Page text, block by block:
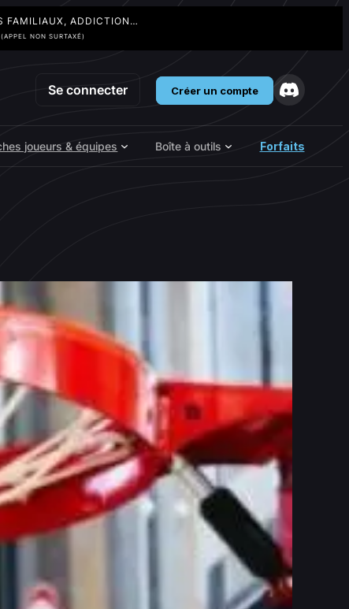
FAMILIAUX, ADDICTION…
(APPEL NON SURTAXÉ)
Se connecter Créer un compte
joueurs & équipes Boîte à outils Forfaits